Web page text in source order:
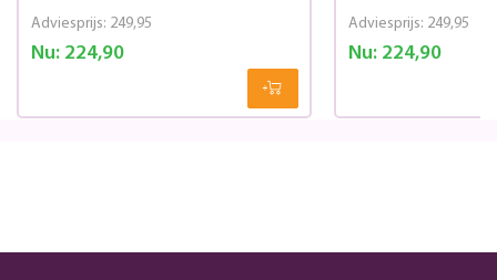
Nu:224,90
Adviesprijs: 249,95
Nu:224,90
Adviesprijs: 249,95